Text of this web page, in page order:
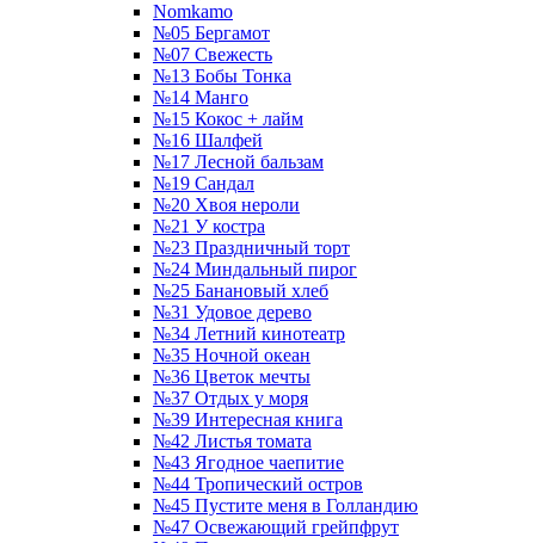
Nomkamo
№05 Бергамот
№07 Свежесть
№13 Бобы Тонка
№14 Манго
№15 Кокос + лайм
№16 Шалфей
№17 Лесной бальзам
№19 Сандал
№20 Хвоя нероли
№21 У костра
№23 Праздничный торт
№24 Миндальный пирог
№25 Банановый хлеб
№31 Удовое дерево
№34 Летний кинотеатр
№35 Ночной океан
№36 Цветок мечты
№37 Отдых у моря
№39 Интересная книга
№42 Листья томата
№43 Ягодное чаепитие
№44 Тропический остров
№45 Пустите меня в Голландию
№47 Освежающий грейпфрут